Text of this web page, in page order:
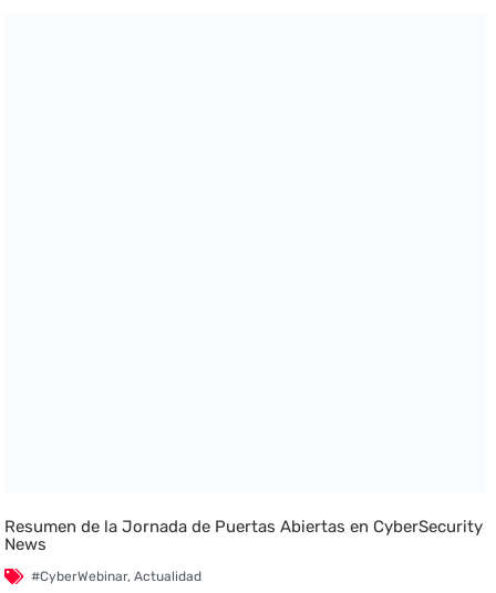
Resumen de la Jornada de Puertas Abiertas en CyberSecurity
News
#CyberWebinar,Actualidad